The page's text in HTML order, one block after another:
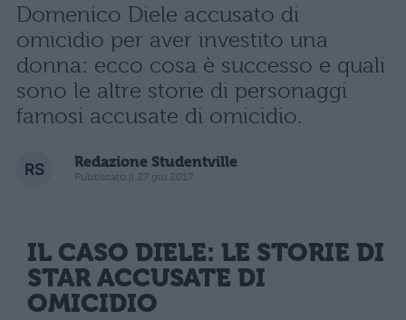
Domenico Diele accusato di
omicidio per aver investito una
donna: ecco cosa è successo e quali
sono le altre storie di personaggi
famosi accusate di omicidio.
Redazione Studentville
Pubblicato il 27 giu 2017
IL CASO DIELE: LE STORIE DI
STAR ACCUSATE DI
OMICIDIO